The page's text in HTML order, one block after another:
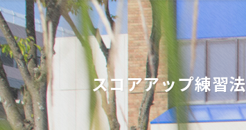
スコアアップ練習法